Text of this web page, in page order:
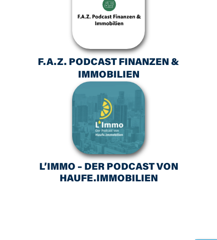
F.A.Z. PODCAST FINANZEN &
IMMOBILIEN
L’IMMO – DER PODCAST VON
HAUFE.IMMOBILIEN